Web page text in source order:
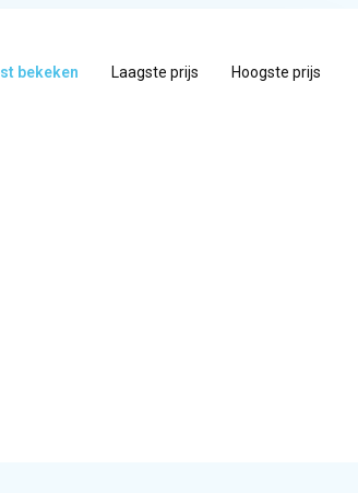
bekeken Laagste prijs Hoogste prijs